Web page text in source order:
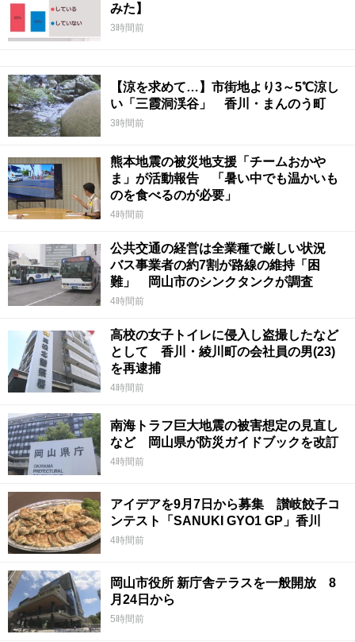
みた】
3時間前
【涼を求めて…】市街地より3～5℃涼し
い「三霞洞渓谷」 香川・まんのう町
3時間前
熊本地震の被災地支援「チームおかや
ま」が活動報告 「暑い中でも温かいも
のを食べるのが必要」
4時間前
公共交通の経営は全業種で厳しい状況
バス事業者の約7割が路線の維持「困
難」 岡山市のシンクタンクが調査
4時間前
高校の女子トイレに侵入し盗撮したなど
として 香川・綾川町の会社員の男(23)
を再逮捕
4時間前
南海トラフ巨大地震の被害想定の見直し
など 岡山県が防災ガイドブックを改訂
4時間前
アイデアを9月7日から募集 讃岐餃子コ
ンテスト「SANUKI GYO1 GP」香川
4時間前
岡山市役所 新庁舎テラスを一般開放 8
月24日から
5時間前